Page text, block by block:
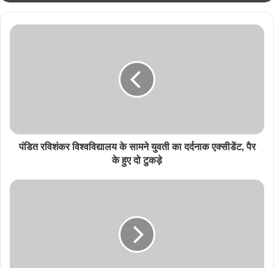
पंडित रविशंकर विश्वविद्यालय के सामने युवती का दर्दनाक एक्सीडेंट, पैर
के हुए दो टुकड़े